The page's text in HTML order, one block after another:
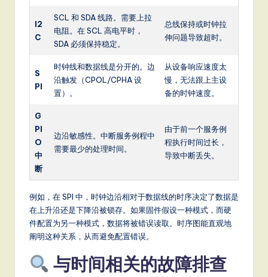
I2
C
SCL 和 SDA 线路。需要上拉
电阻。在 SCL 高电平时，
SDA 必须保持稳定。
总线保持或时钟拉
伸问题导致超时。
S
PI
时钟线和数据线是分开的。边
沿触发（CPOL/CPHA 设
置）。
从设备响应速度太
慢，无法跟上主设
备的时钟速度。
G
PI
O
中
断
边沿敏感性。中断服务例程中
需要最少的处理时间。
由于前一个服务例
程执行时间过长，
导致中断丢失。
例如，在 SPI 中，时钟边沿相对于数据线的时序决定了数据是
在上升沿还是下降沿被锁存。如果固件假设一种模式，而硬
件配置为另一种模式，数据将被错误读取。时序图能直观地
阐明这种关系，从而避免配置错误。
与时间相关的故障排查